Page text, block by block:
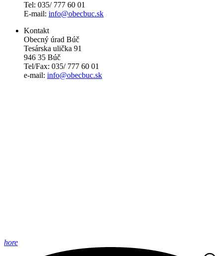
Tel: 035/ 777 60 01
E-mail: info@obecbuc.sk
Kontakt
Obecný úrad Búč
Tesárska ulička 91
946 35 Búč
Tel/Fax: 035/ 777 60 01
e-mail: info@obecbuc.sk
hore